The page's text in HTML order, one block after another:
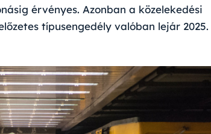
érvényes. Azonban a közelekedési
típusengedély valóban lejár 2025.